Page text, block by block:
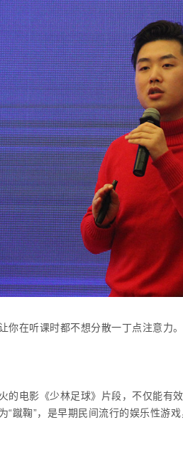
你在听课时都不想分散一丁点注意力
的电影《少林足球》片段，不仅能有
“蹴鞠”，是早期民间流行的娱乐性游